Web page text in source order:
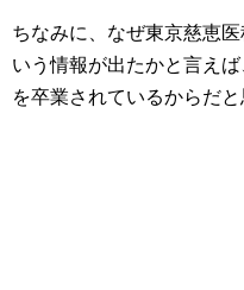
ちなみに、なぜ東京慈恵
いう情報が出たかと言え
を卒業されているからだと